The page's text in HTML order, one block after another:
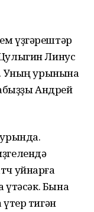
үҙгәрештәр
Линус
Уның урынына
Андрей
уйнарға
үтәсәк. Бына
тигән